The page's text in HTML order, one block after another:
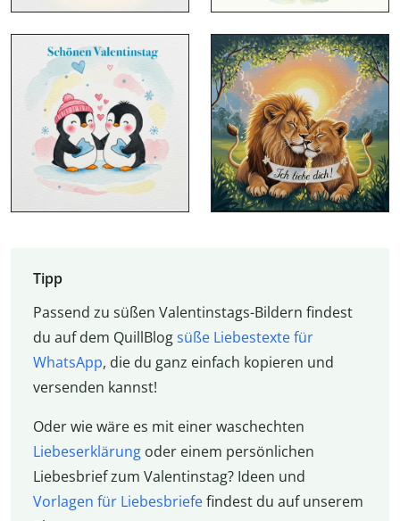
Tipp
Passend zu süßen Valentinstags-Bildern findest
du auf dem QuillBlogsüße Liebestexte für
WhatsApp, die du ganz einfach kopieren und
versenden kannst!
Oder wie wäre es mit einer waschechten
Liebeserklärungoder einem persönlichen
Liebesbrief zum Valentinstag? Ideen und
Vorlagen für Liebesbriefefindest du auf unserem